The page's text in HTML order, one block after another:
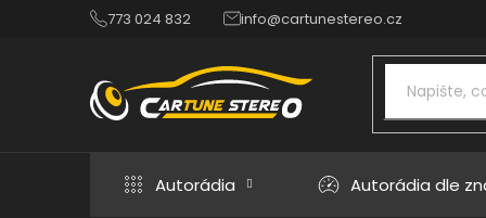
773 024 832 info@cartunestereo.cz
Autorádia Autorádia dle